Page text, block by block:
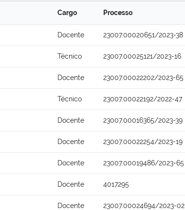
Cargo Processo
Docente 23007.00020651/2023-38
Técnico 23007.00025121/2023-16
Docente 23007.00022202/2023-65
Técnico 23007.00022192/2022-47
Docente 23007.00016365/2023-39
Docente 23007.00022254/2023-19
Docente 23007.00019486/2023-65
Docente 4017295
Docente 23007.00024694/2023-02